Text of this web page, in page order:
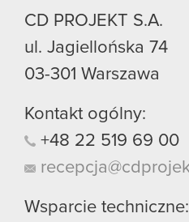
CD PROJEKT S.A.
ul. Jagiellońska 74
03-301 Warszawa
Kontakt ogólny:
+48 22 519 69 00
Wsparcie techniczne: